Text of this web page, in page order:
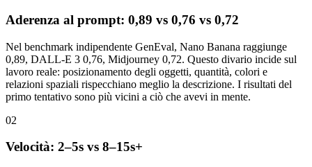
Aderenza al prompt: 0,89 vs 0,76 vs 0,72
Nel benchmark indipendente GenEval, Nano Banana raggiunge
0,89, DALL-E 3 0,76, Midjourney 0,72. Questo divario incide sul
lavoro reale: posizionamento degli oggetti, quantità, colori e
relazioni spaziali rispecchiano meglio la descrizione. I risultati del
primo tentativo sono più vicini a ciò che avevi in mente.
02
Velocità: 2–5s vs 8–15s+